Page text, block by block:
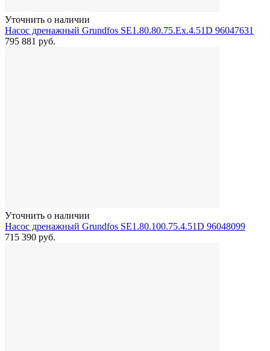
Уточнить о наличии
Насос дренажный Grundfos SE1.80.80.75.Ex.4.51D 96047631
795 881 руб.
Уточнить о наличии
Насос дренажный Grundfos SE1.80.100.75.4.51D 96048099
715 390 руб.